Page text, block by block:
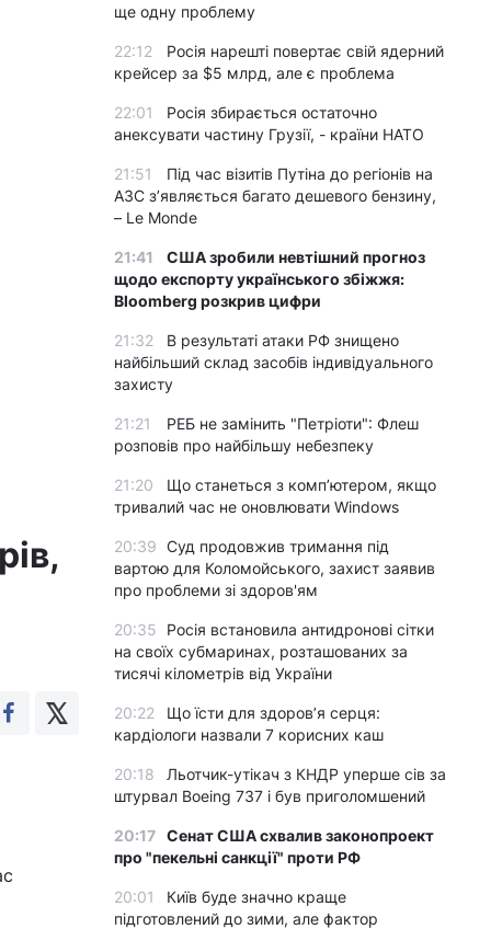
ще одну проблему
22:12
Росія нарешті повертає свій ядерний
крейсер за $5 млрд, але є проблема
22:01
Росія збирається остаточно
анексувати частину Грузії, - країни НАТО
21:51
Під час візитів Путіна до регіонів на
АЗС з’являється багато дешевого бензину,
– Le Monde
21:41
США зробили невтішний прогноз
щодо експорту українського збіжжя:
Bloomberg розкрив цифри
21:32
В результаті атаки РФ знищено
найбільший склад засобів індивідуального
захисту
21:21
РЕБ не замінить "Петріоти": Флеш
розповів про найбільшу небезпеку
21:20
Що станеться з комп’ютером, якщо
тривалий час не оновлювати Windows
20:39 Суд продовжив тримання під
вартою для Коломойського, захист заявив
про проблеми зі здоров'ям
20:35
Росія встановила антидронові сітки
на своїх субмаринах, розташованих за
тисячі кілометрів від України
20:22
Що їсти для здоров’я серця:
кардіологи назвали 7 корисних каш
20:18
Льотчик-утікач з КНДР уперше сів за
штурвал Boeing 737 і був приголомшений
20:17 Сенат США схвалив законопроект
про "пекельні санкції" проти РФ
20:01
Київ буде значно краще
підготовлений до зими, але фактор